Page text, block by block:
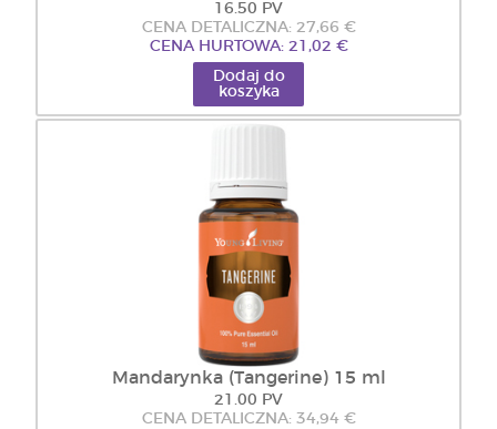
16.50 PV
CENA DETALICZNA: 27,66 €
CENA HURTOWA: 21,02 €
Dodaj do
koszyka
Mandarynka (Tangerine) 15 ml
21.00 PV
CENA DETALICZNA: 34,94 €